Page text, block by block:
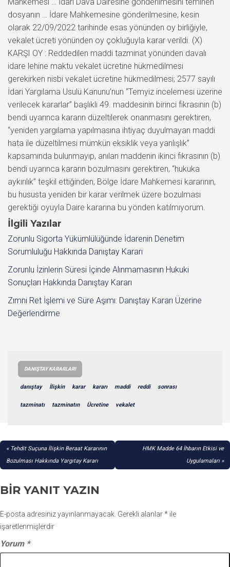
İlgili Yazılar
Zorunlu Sigorta Yükümlülüğünde İdarenin Denetim
Sorumluluğu Hakkında Danıştay Kararı
Zorunlu İzinlerin Süresi İçinde Alınmamasının Hukuki
Sonuçları Hakkında Danıştay Kararı
Zımni Ret İşlemi ve Süre Aşımı: Danıştay Kararı Üzerine
Değerlendirme
DANIŞTAY KARARLARI
danıştay İlişkin karar kararı maddi reddi sonrası
tazminatı tazminatın Ücretine vekalet
YAZI
GEZINMESI
Tehdit Suçuna İlişkin Beraat Kararının
Bozulması Hakkında Yargıtay Kararı
HMK Madde 64 İhbarın Etkisi ve
Uygulamaları
BIR YANIT YAZIN
E-posta adresiniz yayınlanmayacak. Gerekli alanlar* ile
işaretlenmişlerdir
Yorum *